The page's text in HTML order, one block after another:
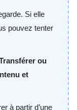
Si elle
pouvez tenter
ou
et
à partir d’une